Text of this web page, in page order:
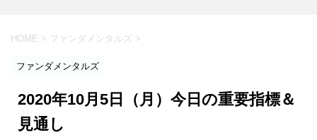
HOME > ファンダメンタルズ >
ファンダメンタルズ
2020年10月5日（月）今日の重要指標＆
見通し